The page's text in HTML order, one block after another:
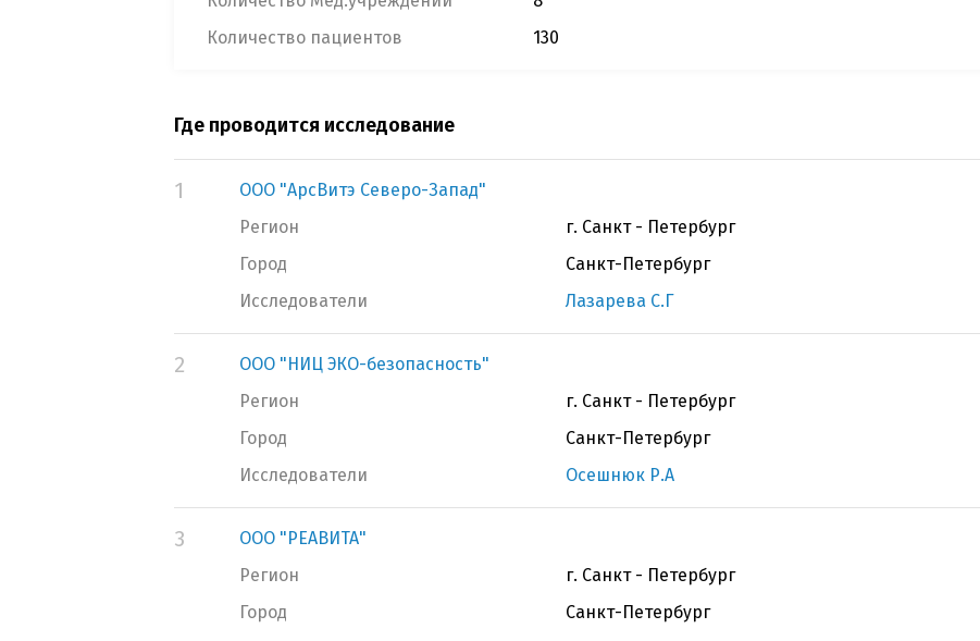
Количество пациентов
130
Где проводится исследование
1
ООО "АрсВитэ Северо-Запад"
Регион
г. Санкт - Петербург
Город
Санкт-Петербург
Исследователи
Лазарева С.Г
2
ООО "НИЦ ЭКО-безопасность"
Регион
г. Санкт - Петербург
Город
Санкт-Петербург
Исследователи
Осешнюк Р.А
3
ООО "РЕАВИТА"
Регион
г. Санкт - Петербург
Город
Санкт-Петербург